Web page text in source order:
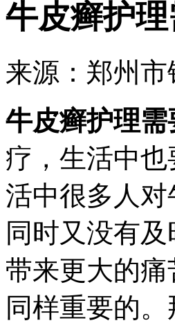
牛皮癣护
来源：郑州
牛皮癣护理
疗，生活中
活中很多人
同时又没有
带来更大的
同样重要的